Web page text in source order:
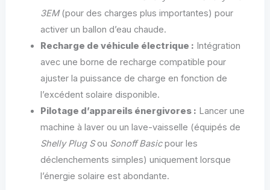
3EM(pour des charges plus importantes) pour
activer un ballon d’eau chaude.
Recharge de véhicule électrique : Intégration
avec une borne de recharge compatible pour
ajuster la puissance de charge en fonction de
l’excédent solaire disponible.
Pilotage d’appareils énergivores : Lancer une
machine à laver ou un lave-vaisselle (équipés de
Shelly Plug Sou Sonoff Basicpour les
déclenchements simples) uniquement lorsque
l’énergie solaire est abondante.